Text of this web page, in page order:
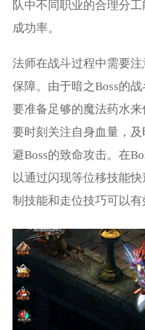
队中不同职业的合理分
成功率。
法师在战斗过程中需要
保障。由于暗之Boss的
要准备足够的魔法药水
要时刻关注自身血量，
避Boss的致命攻击。在
以通过闪现等位移技能
制技能和走位技巧可以有